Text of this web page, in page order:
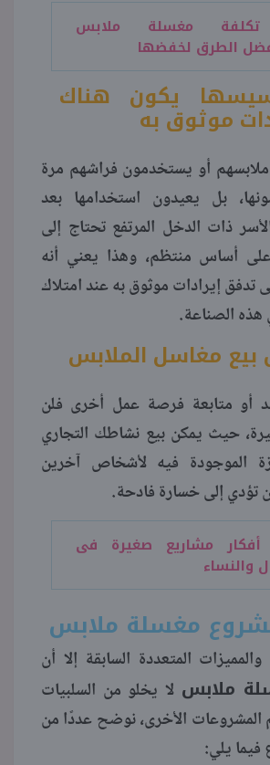
تكلفة مغسلة ملابس
الطرق لخفضها
يكون هناك
موثوق به
ملابسهم أو يستخدمون فراشهم مرة
بل يعيدون استخدامها بعد
ذات الدخل المرتفع تحتاج إلى
أساس منتظم، وهذا يعني أنه
تدفق إيرادات موثوق به عند امتلاك
هذه الصناعة.
مغاسل الملابس
أو متابعة فرصة عمل أخرى فلن
حيث يمكن بيع نشاطك التجاري
الموجودة فيه لأشخاص آخرين
تؤدي إلى خسارة فادحة.
أفكار مشاريع صغيرة فى
والنساء
مغسلة ملابس
المتعددة السابقة إلا أن
ملابس لا يخلو من السلبيات
الأخرى، نوضح عددًا من
يلي: